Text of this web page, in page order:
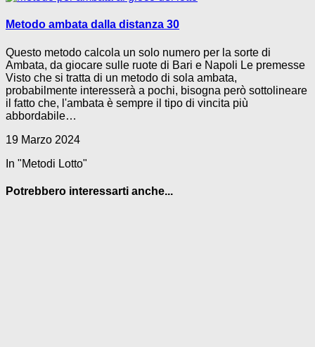
Metodo ambata dalla distanza 30
Questo metodo calcola un solo numero per la sorte di
Ambata, da giocare sulle ruote di Bari e Napoli Le premesse
Visto che si tratta di un metodo di sola ambata,
probabilmente interesserà a pochi, bisogna però sottolineare
il fatto che, l'ambata è sempre il tipo di vincita più
abbordabile…
19 Marzo 2024
In "Metodi Lotto"
Potrebbero interessarti anche...